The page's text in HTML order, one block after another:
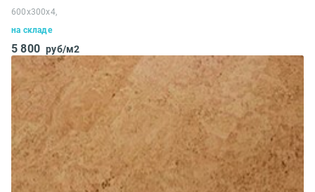
600x300x4,
на складе
5 800 руб/м2